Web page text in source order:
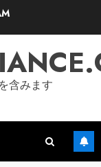
含みます